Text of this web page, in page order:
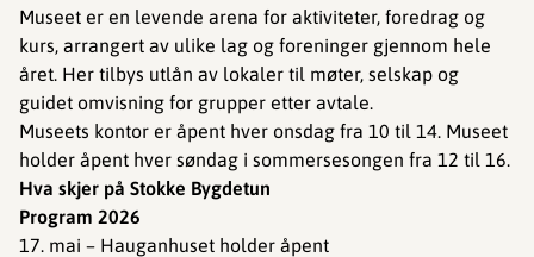
Museet er en levende arena for aktiviteter, foredrag og
kurs, arrangert av ulike lag og foreninger gjennom hele
året. Her tilbys utlån av lokaler til møter, selskap og
guidet omvisning for grupper etter avtale.
Museets kontor er åpent hver onsdag fra 10 til 14. Museet
holder åpent hver søndag i sommersesongen fra 12 til 16.
Hva skjer på Stokke Bygdetun
Program 2026
17. mai – Hauganhuset holder åpent